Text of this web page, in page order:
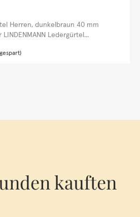
Herren, dunkelbraun 40 mm
Ledergürtel...
kauften